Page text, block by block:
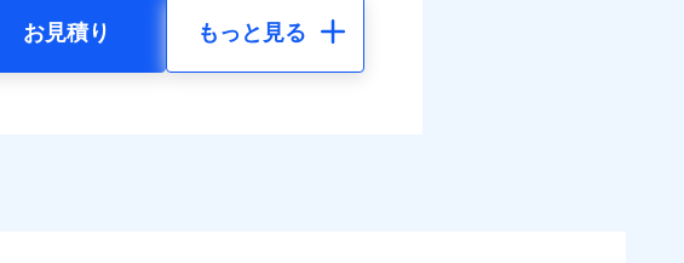
お見積り もっと見る